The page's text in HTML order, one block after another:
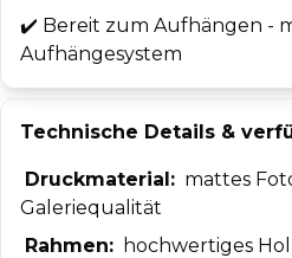
✔️ Bereit zum Aufhängen -
Aufhängesystem
Technische Details &
Druckmaterial: mattes
Galeriequalität
Rahmen: hochwertiges